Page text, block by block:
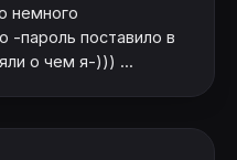
немного
-пароль поставило в
о чем я-))) ...